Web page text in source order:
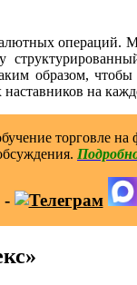
операций.
образом,
на
торговле на